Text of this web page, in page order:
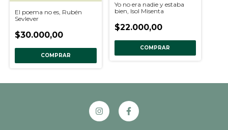
El poema no es, Rubén
Sevlever
$30.000,00
COMPRAR
Yo no era nadie y estaba
bien, Isol Misenta
$22.000,00
COMPRAR